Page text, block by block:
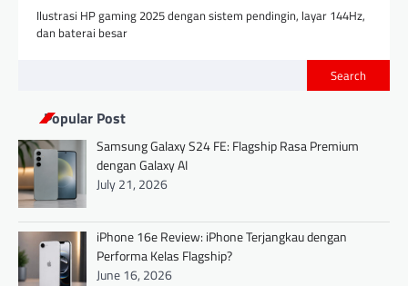
Ilustrasi HP gaming 2025 dengan sistem pendingin, layar 144Hz,
dan baterai besar
Search
Popular Post
Samsung Galaxy S24 FE: Flagship Rasa Premium
dengan Galaxy AI
July 21, 2026
iPhone 16e Review: iPhone Terjangkau dengan
Performa Kelas Flagship?
June 16, 2026